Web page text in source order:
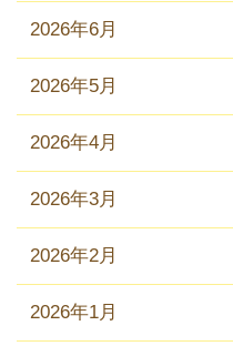
2026年6月
2026年5月
2026年4月
2026年3月
2026年2月
2026年1月